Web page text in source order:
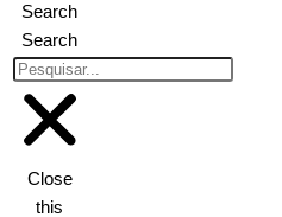
Search
Search
Close
this